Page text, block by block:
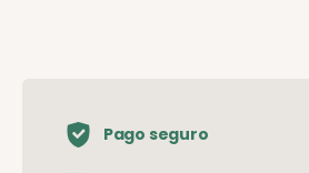
Pago seguro